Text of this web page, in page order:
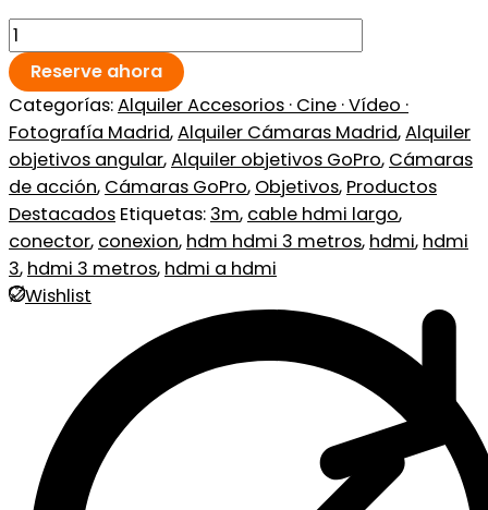
Reserve ahora
Categorías:Alquiler Accesorios · Cine · Vídeo ·
Fotografía Madrid,Alquiler Cámaras Madrid,Alquiler
objetivos angular,Alquiler objetivos GoPro, Cámaras
de acción, Cámaras GoPro, Objetivos, Productos
Destacados Etiquetas:3m, cable hdmi largo,
conector, conexion, hdm hdmi 3 metros, hdmi, hdmi
3, hdmi 3 metros, hdmi a hdmi
Wishlist